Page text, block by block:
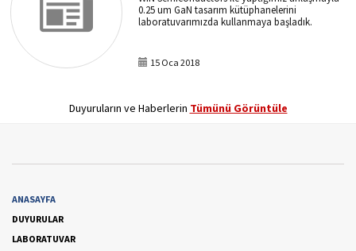
0.25 um GaN tasarım kütüphanelerini
laboratuvarımızda kullanmaya başladık.
15 Oca 2018
Duyuruların ve Haberlerin Tümünü Görüntüle
ANASAYFA
DUYURULAR
LABORATUVAR